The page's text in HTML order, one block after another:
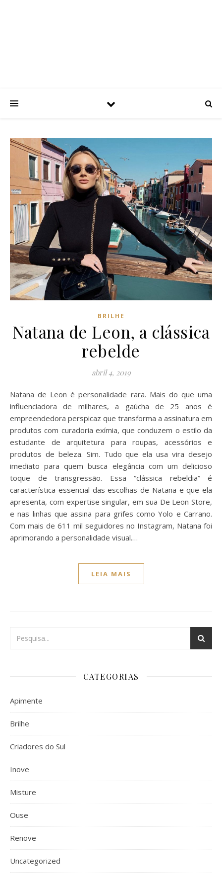
BRILHE
Natana de Leon, a clássica
rebelde
abril 4, 2019
Natana de Leon é personalidade rara. Mais do que uma
influenciadora de milhares, a gaúcha de 25 anos é
empreendedora perspicaz que transforma a assinatura em
produtos com curadoria exímia, que conduzem o estilo da
estudante de arquitetura para roupas, acessórios e
produtos de beleza. Sim. Tudo que ela usa vira desejo
imediato para quem busca elegância com um delicioso
toque de transgressão. Essa “clássica rebeldia” é
característica essencial das escolhas de Natana e que ela
apresenta, com expertise singular, em sua De Leon Store,
e nas linhas que assina para grifes como Yolo e Carrano.
Com mais de 611 mil seguidores no Instagram, Natana foi
aprimorando a personalidade visual.…
LEIA MAIS
CATEGORIAS
Apimente
Brilhe
Criadores do Sul
Inove
Misture
Ouse
Renove
Uncategorized